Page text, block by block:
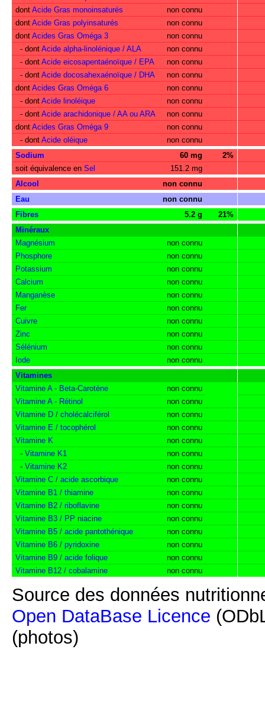
dont Acide Gras monoinsaturés
non connu
dont Acide Gras polyinsaturés
non connu
dont Acides Gras Oméga 3
non connu
- dont Acide alpha-linolénique / ALA
non connu
- dont Acide eicosapentaénoïque / EPA
non connu
- dont Acide docosahexaénoïque / DHA
non connu
dont Acides Gras Oméga 6
non connu
- dont Acide linoléique
non connu
- dont Acide arachidonique / AA ou ARA
non connu
dont Acides Gras Oméga 9
non connu
- dont Acide oléique
non connu
Sodium
60 mg
2%
soit équivalence en Sel
151.2 mg
Alcool
non connu
Eau
non connu
Fibres
5.2 g
21%
Minéraux
Magnésium
non connu
Phosphore
non connu
Potassium
non connu
Calcium
non connu
Manganèse
non connu
Fer
non connu
Cuivre
non connu
Zinc
non connu
Sélénium
non connu
Iode
non connu
Vitamines
Vitamine A - Beta-Carotène
non connu
Vitamine A - Rétinol
non connu
Vitamine D / cholécalciférol
non connu
Vitamine E / tocophérol
non connu
Vitamine K
non connu
- Vitamine K1
non connu
- Vitamine K2
non connu
Vitamine C / acide ascorbique
non connu
Vitamine B1 / thiamine
non connu
Vitamine B2 / riboflavine
non connu
Vitamine B3 / PP niacine
non connu
Vitamine B5 / acide pantothénique
non connu
Vitamine B6 / pyridoxine
non connu
Vitamine B9 / acide folique
non connu
Vitamine B12 / cobalamine
non connu
Source des données
Open DataBase Licence
(photos)